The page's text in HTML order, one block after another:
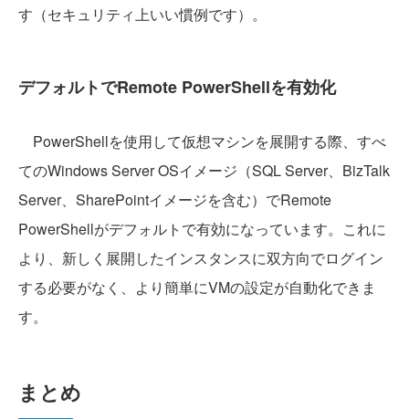
す（セキュリティ上いい慣例です）。
デフォルトでRemote PowerShellを有効化
PowerShellを使用して仮想マシンを展開する際、すべ
てのWindows Server OSイメージ（SQL Server、BizTalk
Server、SharePointイメージを含む）でRemote
PowerShellがデフォルトで有効になっています。これに
より、新しく展開したインスタンスに双方向でログイン
する必要がなく、より簡単にVMの設定が自動化できま
す。
まとめ